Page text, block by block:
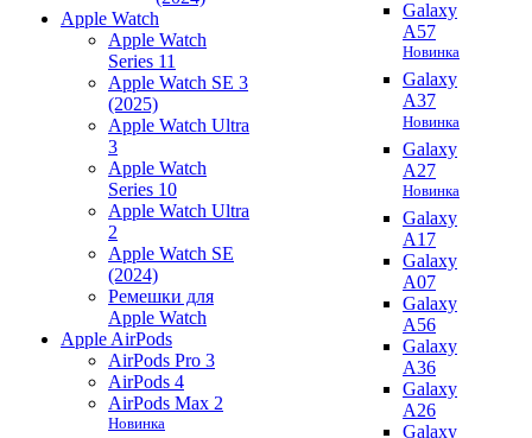
Apple Watch
Apple Watch
Series 11
Apple Watch SE 3
(2025)
Apple Watch Ultra
3
Apple Watch
Series 10
Apple Watch Ultra
2
Apple Watch SE
(2024)
Ремешки для
Apple Watch
Apple AirPods
AirPods Pro 3
AirPods 4
AirPods Max 2
Новинка
Galaxy
A57
Новинка
Galaxy
A37
Новинка
Galaxy
A27
Новинка
Galaxy
A17
Galaxy
A07
Galaxy
A56
Galaxy
A36
Galaxy
A26
Galaxy